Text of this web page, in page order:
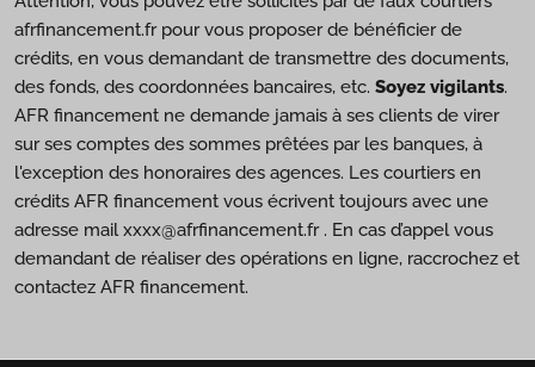
afrfinancement.fr pour vous proposer de bénéficier de
crédits, en vous demandant de transmettre des documents,
des fonds, des coordonnées bancaires, etc. Soyez vigilants.
AFR financement ne demande jamais à ses clients de virer
sur ses comptes des sommes prêtées par les banques, à
l'exception des honoraires des agences. Les courtiers en
crédits AFR financement vous écrivent toujours avec une
adresse mail xxxx@afrfinancement.fr . En cas d’appel vous
demandant de réaliser des opérations en ligne, raccrochez et
contactez AFR financement.